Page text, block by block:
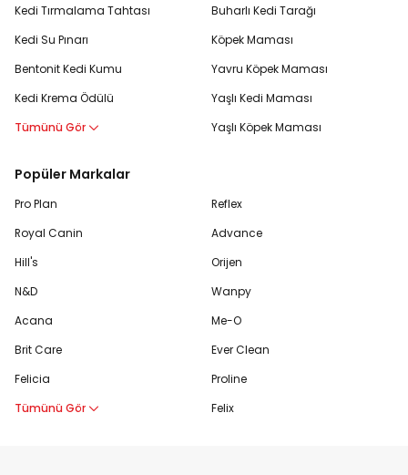
Kedi Tırmalama Tahtası
Kedi Su Pınarı
Bentonit Kedi Kumu
Kedi Krema Ödülü
Tümünü Gör
Buharlı Kedi Tarağı
Köpek Maması
Yavru Köpek Maması
Yaşlı Kedi Maması
Yaşlı Köpek Maması
Popüler Markalar
Pro Plan
Royal Canin
Hill's
N&D
Acana
Brit Care
Felicia
Tümünü Gör
Reflex
Advance
Orijen
Wanpy
Me-O
Ever Clean
Proline
Felix